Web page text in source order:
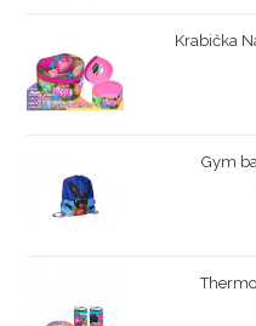
Krabička
Gym